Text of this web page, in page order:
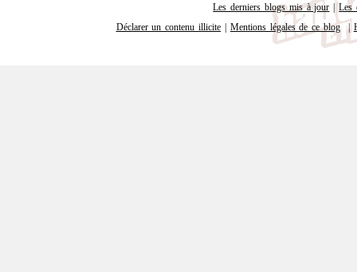
Les derniers blogs mis à jour |Les
Déclarer un contenu illicite
Mentions légales de ce blog |